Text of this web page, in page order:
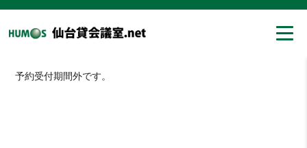
予約受付期間外です。